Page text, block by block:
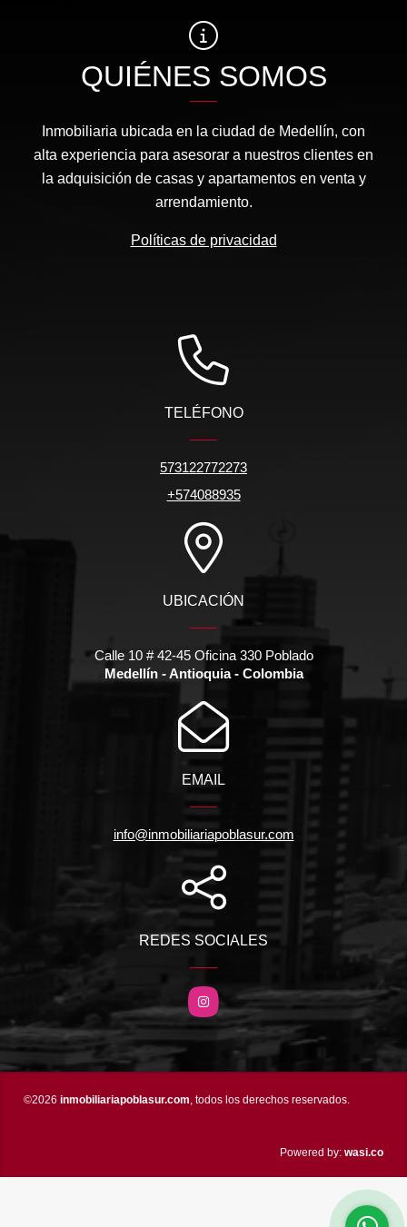
QUIÉNES SOMOS
Inmobiliaria ubicada en la ciudad de Medellín, con
alta experiencia para asesorar a nuestros clientes en
la adquisición de casas y apartamentos en venta y
arrendamiento.
Políticas de privacidad
TELÉFONO
573122772273
+574088935
UBICACIÓN
Calle 10 # 42-45 Oficina 330 Poblado
Medellín - Antioquia - Colombia
EMAIL
info@inmobiliariapoblasur.com
REDES SOCIALES
Instagram
©2026 inmobiliariapoblasur.com, todos los derechos reservados.
Powered by: wasi.co